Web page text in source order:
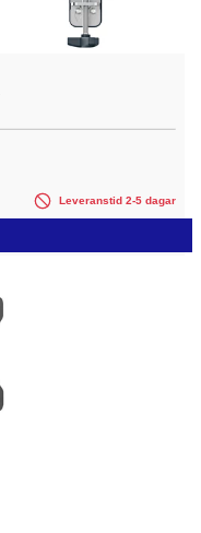
Leveranstid 2-5 dagar